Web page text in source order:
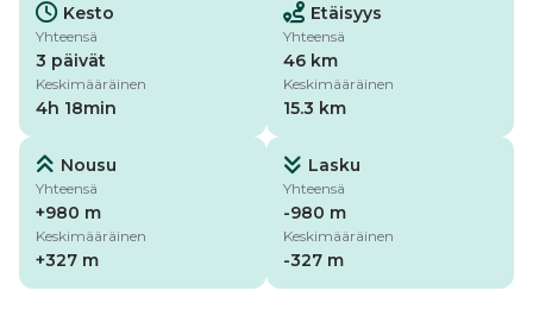
Kesto
Yhteensä
3 päivät
Keskimääräinen
4h 18min
Etäisyys
Yhteensä
46 km
Keskimääräinen
15.3 km
Nousu
Yhteensä
+980 m
Keskimääräinen
+327 m
Lasku
Yhteensä
-980 m
Keskimääräinen
-327 m